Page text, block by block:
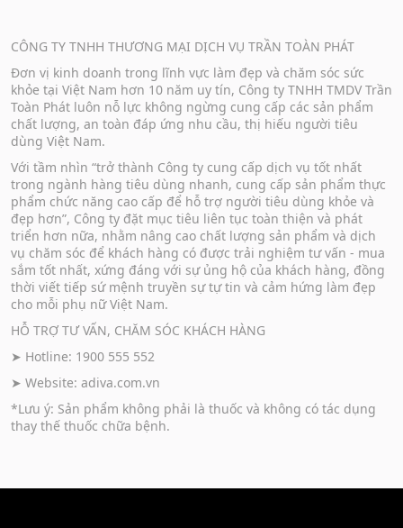
CÔNG TY TNHH THƯƠNG MẠI DỊCH VỤ TRẦN TOÀN PHÁT
Đơn vị kinh doanh trong lĩnh vực làm đẹp và chăm sóc sức
khỏe tại Việt Nam hơn 10 năm uy tín, Công ty TNHH TMDV Trần
Toàn Phát luôn nỗ lực không ngừng cung cấp các sản phẩm
chất lượng, an toàn đáp ứng nhu cầu, thị hiếu người tiêu
dùng Việt Nam.
Với tầm nhìn “trở thành Công ty cung cấp dịch vụ tốt nhất
trong ngành hàng tiêu dùng nhanh, cung cấp sản phẩm thực
phẩm chức năng cao cấp để hỗ trợ người tiêu dùng khỏe và
đẹp hơn”, Công ty đặt mục tiêu liên tục toàn thiện và phát
triển hơn nữa, nhằm nâng cao chất lượng sản phẩm và dịch
vụ chăm sóc để khách hàng có được trải nghiệm tư vấn - mua
sắm tốt nhất, xứng đáng với sự ủng hộ của khách hàng, đồng
thời viết tiếp sứ mệnh truyền sự tự tin và cảm hứng làm đẹp
cho mỗi phụ nữ Việt Nam.
HỖ TRỢ TƯ VẤN, CHĂM SÓC KHÁCH HÀNG
➤ Hotline: 1900 555 552
➤ Website: adiva.com.vn
*Lưu ý: Sản phẩm không phải là thuốc và không có tác dụng
thay thế thuốc chữa bệnh.